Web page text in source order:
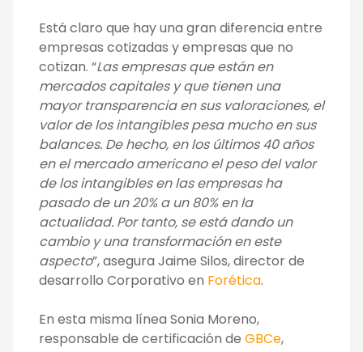
Está claro que hay una gran diferencia entre
empresas cotizadas y empresas que no
cotizan. “Las empresas que están en
mercados capitales y que tienen una
mayor transparencia en sus valoraciones, el
valor de los intangibles pesa mucho en sus
balances. De hecho, en los últimos 40 años
en el mercado americano el peso del valor
de los intangibles en las empresas ha
pasado de un 20% a un 80% en la
actualidad. Por tanto, se está dando un
cambio y una transformación en este
aspecto”, asegura Jaime Silos, director de
desarrollo Corporativo en Forética.
En esta misma línea Sonia Moreno,
responsable de certificación de GBCe,